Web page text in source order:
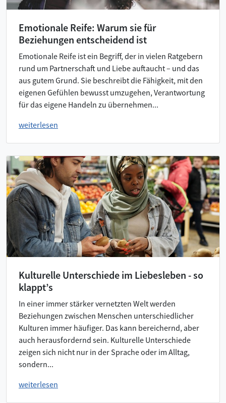
Emotionale Reife: Warum sie für
Beziehungen entscheidend ist
Emotionale Reife ist ein Begriff, der in vielen Ratgebern
rund um Partnerschaft und Liebe auftaucht – und das
aus gutem Grund. Sie beschreibt die Fähigkeit, mit den
eigenen Gefühlen bewusst umzugehen, Verantwortung
für das eigene Handeln zu übernehmen...
weiterlesen
Kulturelle Unterschiede im Liebesleben - so
klappt’s
In einer immer stärker vernetzten Welt werden
Beziehungen zwischen Menschen unterschiedlicher
Kulturen immer häufiger. Das kann bereichernd, aber
auch herausfordernd sein. Kulturelle Unterschiede
zeigen sich nicht nur in der Sprache oder im Alltag,
sondern...
weiterlesen